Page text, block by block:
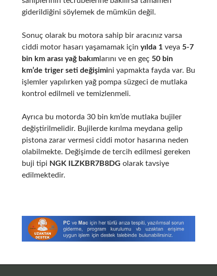
giderildiğini söylemek de mümkün değil.
Sonuç olarak bu motora sahip bir aracınız varsa
ciddi motor hasarı yaşamamak için yılda 1veya 5-7
bin km arası yağ bakımlarını ve en geç 50 bin
km’de triger seti değişimini yapmakta fayda var. Bu
işlemler yapılırken yağ pompa süzgeci de mutlaka
kontrol edilmeli ve temizlenmeli.
Ayrıca bu motorda 30 bin km’de mutlaka bujiler
değiştirilmelidir. Bujilerde kırılma meydana gelip
pistona zarar vermesi ciddi motor hasarına neden
olabilmekte. Değişimde de tercih edilmesi gereken
buji tipi NGK ILZKBR7B8DG olarak tavsiye
edilmektedir.